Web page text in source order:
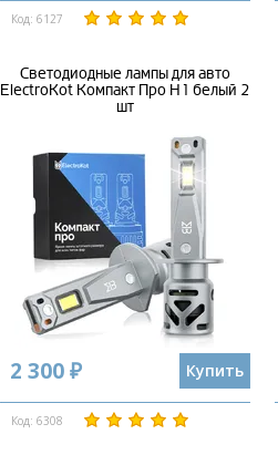
Код: 6127
Светодиодные лампы для авто
ElectroKot Компакт Про H1 белый 2
шт
2 300 ₽ Купить
Код: 6308